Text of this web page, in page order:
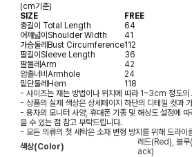
(cm기준)
SIZE
FREE
총길이 Total Length
64
어깨넓이Shoulder Width
41
가슴둘레Bust Circumference112
팔길이Sleeve Length
36
팔둘레Arm
42
암홀너비Armhole
24
밑단둘레Hem
118
- 사이즈는 재는 방법이나 위치에 따라 1~3cm 정도의
- 상품의 실제 색상은 상세페이지 하단의 디테일 컷과
- 용자의 모니터 사양, 휴대폰 기종 및 해상도 설정에
을 수 있는 점 참고 부탁드립니다.
- 모든 의류의 첫 세탁은 소재 변형 방지를 위해 드라이
색상(Color)
레드(Red), 블
ack)